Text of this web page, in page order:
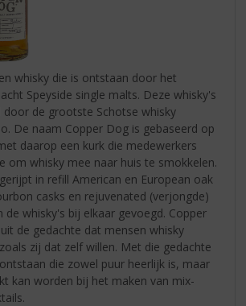
whisky die is ontstaan door het
Speyside single malts. Deze whisky's
door de grootste Schotse whisky
De naam Copper Dog is gebaseerd op
daarop een kurk die medewerkers
om whisky mee naar huis te smokkelen.
in refill American en European oak
casks en rejuvenated (verjongde)
de whisky's bij elkaar gevoegd. Copper
de gedachte dat mensen whisky
zij dat zelf willen. Met die gedachte
die zowel puur heerlijk is, maar
kan worden bij het maken van mix-